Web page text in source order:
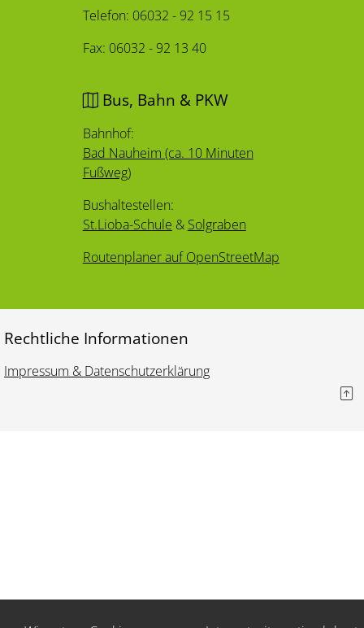
Telefon: 06032 - 92 15 15
Fax: 06032 - 92 13 40
Bus, Bahn & PKW
Bahnhof:
Bad Nauheim (ca. 10 Minuten
Fußweg)
Bushaltestellen:
St.Lioba-Schule & Solgraben
Routenplaner auf OpenStreetMap
Rechtliche Informationen
Impressum & Datenschutzerklärung